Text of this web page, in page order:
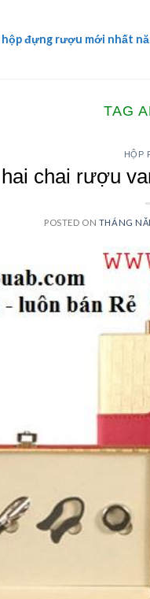
hộp đựng rượu mới nhất
TAG
HỘP
chai rượu
POSTED ON THÁNG